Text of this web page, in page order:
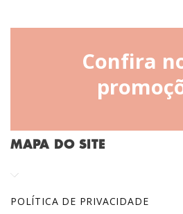
Confira
MAPA DO SITE
POLÍTICA DE PRIVACIDADE